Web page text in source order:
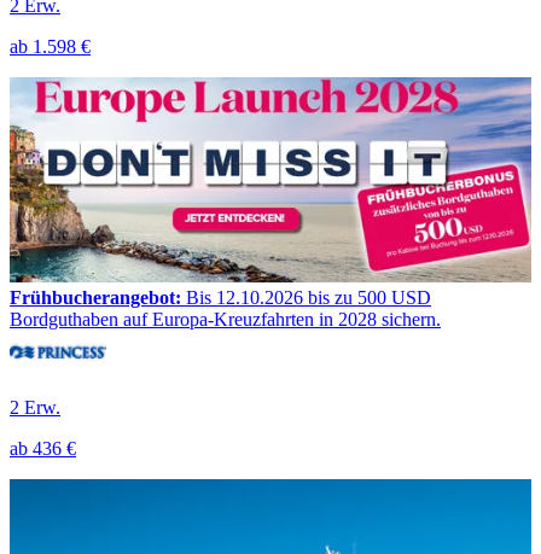
2 Erw.
ab 1.598 €
Frühbucherangebot: Bis 12.10.2026 bis zu 500 USD
Bordguthaben auf Europa-Kreuzfahrten in 2028 sichern.
2 Erw.
ab 436 €